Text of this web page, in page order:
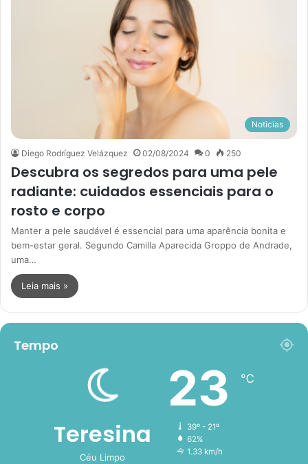
Noticias
Diego Rodríguez Velázquez 02/08/2024 0 250
Descubra os segredos para uma pele
radiante: cuidados essenciais para o
rosto e corpo
Manter a pele saudável é essencial para uma aparência bonita e
bem-estar geral. Segundo Camilla Aparecida Groppo de Andrade,
uma…
Leia mais »
Tempo
Teresina
Céu Limpo
23 ℃
39º - 21º
62%
1.33 km/h